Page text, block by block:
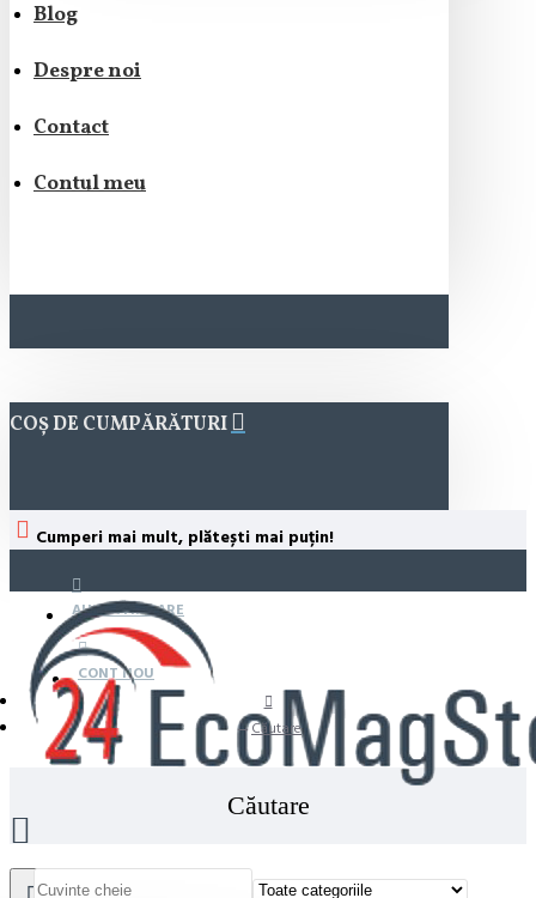
Blog
Despre noi
Contact
Contul meu
COȘ DE CUMPĂRĂTURI
Cumperi mai mult, plătești mai puțin!
AUTENTIFICARE
CONT NOU
Căutare
Căutare